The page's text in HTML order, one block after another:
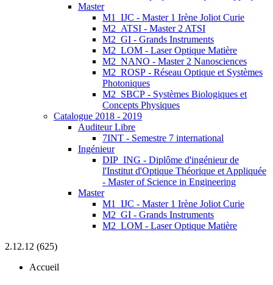
Master
M1_IJC - Master 1 Irène Joliot Curie
M2_ATSI - Master 2 ATSI
M2_GI - Grands Instruments
M2_LOM - Laser Optique Matière
M2_NANO - Master 2 Nanosciences
M2_ROSP - Réseau Optique et Systèmes
Photoniques
M2_SBCP - Systèmes Biologiques et
Concepts Physiques
Catalogue 2018 - 2019
Auditeur Libre
7INT - Semestre 7 international
Ingénieur
DIP_ING - Diplôme d'ingénieur de
l'Institut d'Optique Théorique et Appliquée
- Master of Science in Engineering
Master
M1_IJC - Master 1 Irène Joliot Curie
M2_GI - Grands Instruments
M2_LOM - Laser Optique Matière
2.12.12 (625)
Accueil